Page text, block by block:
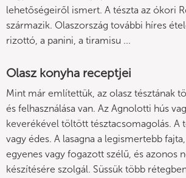
lehetőségeiről ismert. A tészta az ókori
származik. Olaszország további híres
rizottó, a panini, a tiramisu ...
Olasz konyha receptjei
Mint már említettük, az olasz tésztának
és felhasználása van. Az Agnolotti hús
keverékével töltött tésztacsomagolás. A
vagy édes. A lasagna a legismertebb
egyenes vagy fogazott szélű, és azonos
készítésére szolgál. Süssük több